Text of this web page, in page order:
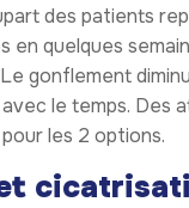
des patients
en quelques
gonflement
le temps. Des
les 2 options.